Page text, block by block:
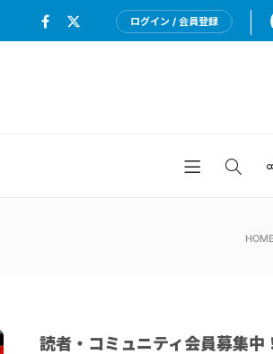
ログイン / 会員登録
HOME
読者・コミュニティ会員募集中